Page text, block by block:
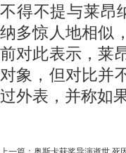
不得不提与莱昂
纳多惊人地相似
前对此表示，莱
对象，但对比并
过外表，并称如